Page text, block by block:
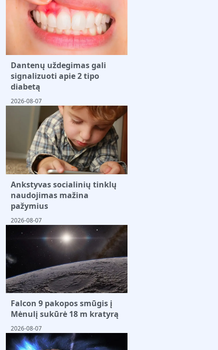
Dantenų uždegimas gali
signalizuoti apie 2 tipo
diabetą
2026-08-07
Ankstyvas socialinių tinklų
naudojimas mažina
pažymius
2026-08-07
Falcon 9 pakopos smūgis į
Mėnulį sukūrė 18 m kratyrą
2026-08-07